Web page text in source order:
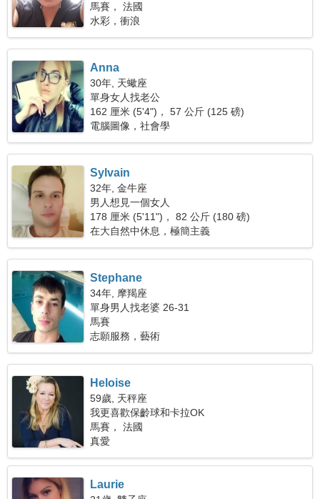
馬賽， 法國
水彩，衝浪
Anna
30年, 天蠍座
單身女人找老公
162 厘米 (5'4")， 57 公斤 (125 磅)
電腦圖像，社會學
Sylvain
32年, 金牛座
男人想見一個女人
178 厘米 (5'11")， 82 公斤 (180 磅)
在大自然中休息，極簡主義
Stephane
34年, 摩羯座
單身男人找老婆 26-31
馬賽
志願服務，藝術
Heloise
59歲, 天秤座
我更喜歡保齡球和卡拉OK
馬賽， 法國
真愛
Laurie